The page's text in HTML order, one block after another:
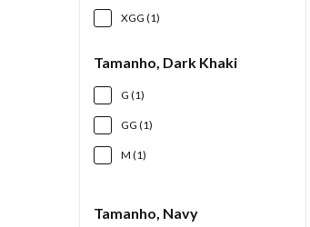
XGG (1)
Tamanho, Dark Khaki
G (1)
GG (1)
M (1)
Tamanho, Navy